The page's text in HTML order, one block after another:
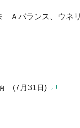
Ａバランス、ウネリ
(7月31日)